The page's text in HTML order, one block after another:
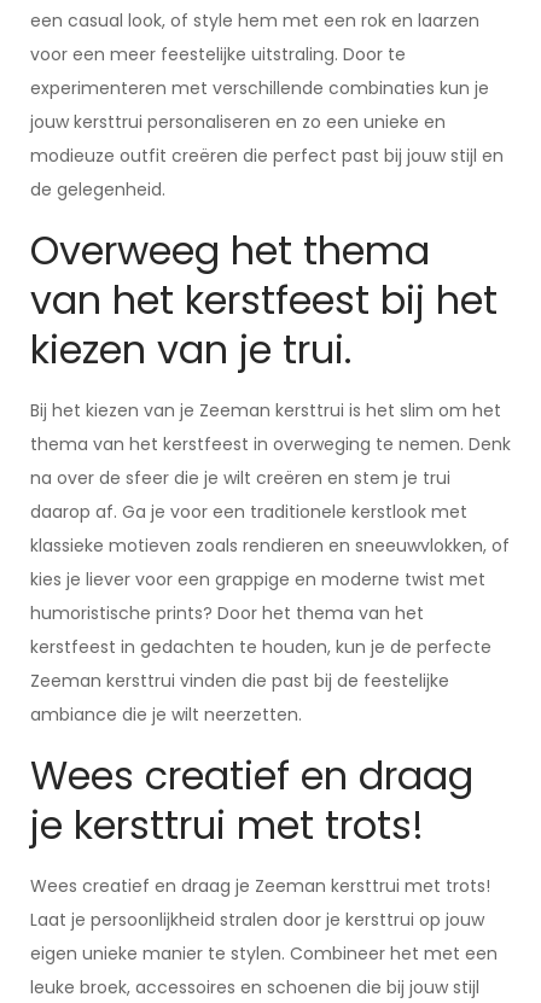
een casual look, of style hem met een rok en laarzen
voor een meer feestelijke uitstraling. Door te
experimenteren met verschillende combinaties kun je
jouw kersttrui personaliseren en zo een unieke en
modieuze outfit creëren die perfect past bij jouw stijl en
de gelegenheid.
Overweeg het thema
van het kerstfeest bij het
kiezen van je trui.
Bij het kiezen van je Zeeman kersttrui is het slim om het
thema van het kerstfeest in overweging te nemen. Denk
na over de sfeer die je wilt creëren en stem je trui
daarop af. Ga je voor een traditionele kerstlook met
klassieke motieven zoals rendieren en sneeuwvlokken, of
kies je liever voor een grappige en moderne twist met
humoristische prints? Door het thema van het
kerstfeest in gedachten te houden, kun je de perfecte
Zeeman kersttrui vinden die past bij de feestelijke
ambiance die je wilt neerzetten.
Wees creatief en draag
je kersttrui met trots!
Wees creatief en draag je Zeeman kersttrui met trots!
Laat je persoonlijkheid stralen door je kersttrui op jouw
eigen unieke manier te stylen. Combineer het met een
leuke broek, accessoires en schoenen die bij jouw stijl